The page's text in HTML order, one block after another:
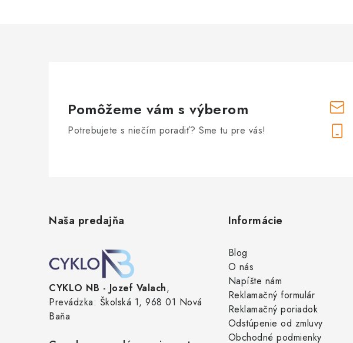
Pomôžeme vám s výberom
Potrebujete s niečím poradiť? Sme tu pre vás!
Naša predajňa
CYKLO NB - Jozef Valach,
Prevádzka: Školská 1, 968 01 Nová
Baňa
Informácie
Blog
O nás
Napíšte nám
Reklamačný formulár
Reklamačný poriadok
Odstúpenie od zmluvy
Obchodné podmienky